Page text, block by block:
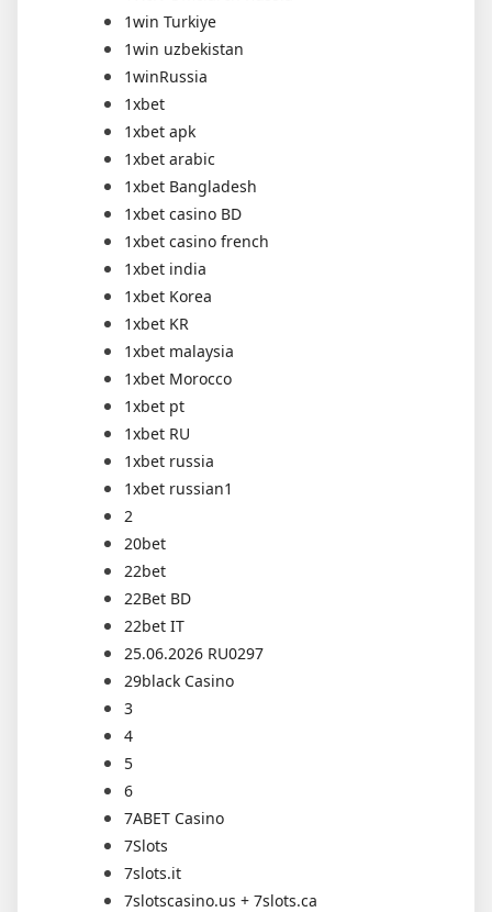
1win Turkiye
1win uzbekistan
1winRussia
1xbet
1xbet apk
1xbet arabic
1xbet Bangladesh
1xbet casino BD
1xbet casino french
1xbet india
1xbet Korea
1xbet KR
1xbet malaysia
1xbet Morocco
1xbet pt
1xbet RU
1xbet russia
1xbet russian1
2
20bet
22bet
22Bet BD
22bet IT
25.06.2026 RU0297
29black Casino
3
4
5
6
7ABET Casino
7Slots
7slots.it
7slotscasino.us + 7slots.ca